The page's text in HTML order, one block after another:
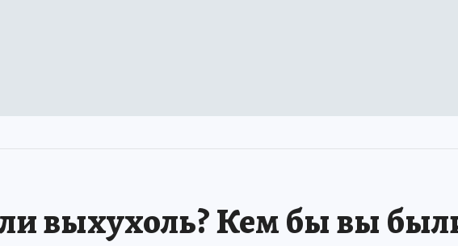
выхухоль? Кем бы вы